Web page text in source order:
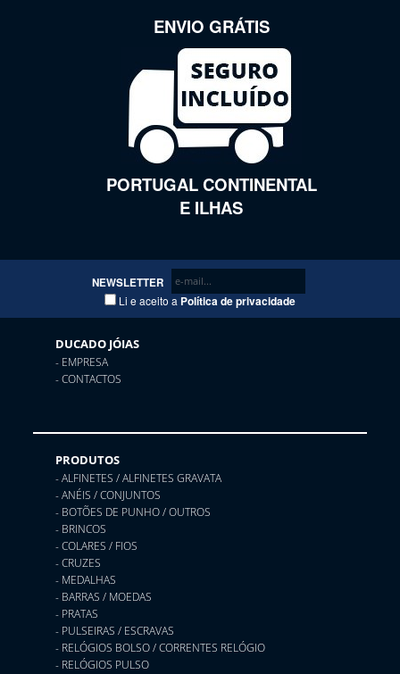
ENVIO GRÁTIS
PORTUGAL CONTINENTAL
E ILHAS
NEWSLETTER
Li e aceito a Política de privacidade
DUCADO JÓIAS
- EMPRESA
- CONTACTOS
PRODUTOS
- ALFINETES / ALFINETES GRAVATA
- ANÉIS / CONJUNTOS
- BOTÕES DE PUNHO / OUTROS
- BRINCOS
- COLARES / FIOS
- CRUZES
- MEDALHAS
- BARRAS / MOEDAS
- PRATAS
- PULSEIRAS / ESCRAVAS
- RELÓGIOS BOLSO / CORRENTES RELÓGIO
- RELÓGIOS PULSO